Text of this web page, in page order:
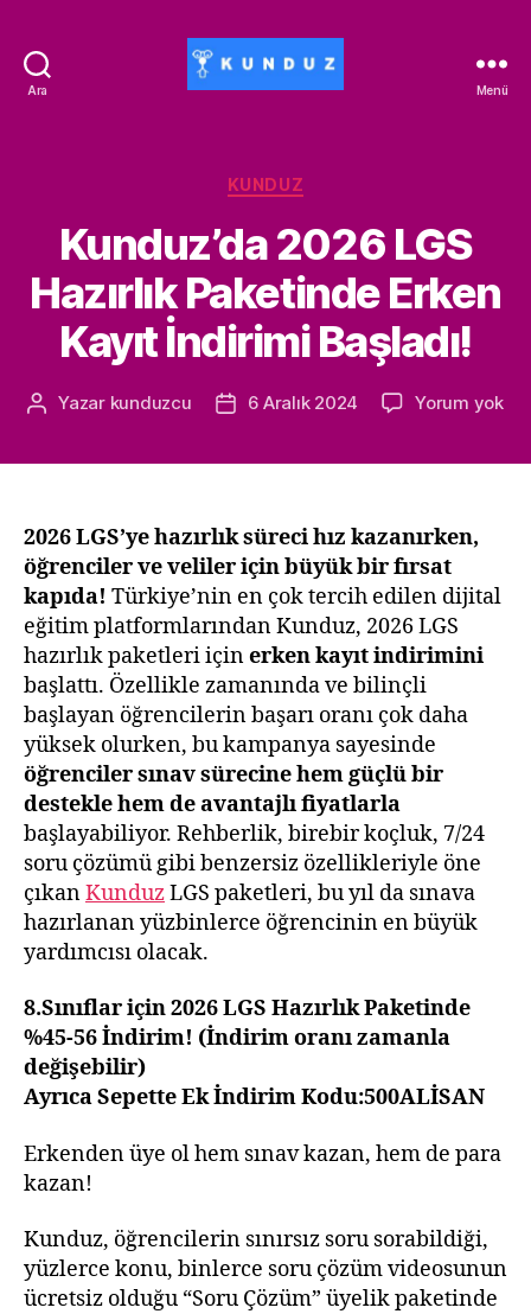
Ara
-
ALİSAN453T-
500ALİSAN
Menü
Kategoriler
KUNDUZ
Kunduz’da 2026 LGS
Hazırlık Paketinde Erken
Kayıt İndirimi Başladı!
Yazının
Yazar kunduzcu
Yazı6 Aralık 2024 Yorum yok
2026 LGS’ye hazırlık süreci hız kazanırken,
öğrenciler ve veliler için büyük bir fırsat
kapıda! Türkiye’nin en çok tercih edilen dijital
eğitim platformlarından Kunduz, 2026 LGS
hazırlık paketleri içinerken kayıt indirimini
başlattı. Özellikle zamanında ve bilinçli
başlayan öğrencilerin başarı oranı çok daha
yüksek olurken, bu kampanya sayesinde
öğrenciler sınav sürecine hem güçlü bir
destekle hem de avantajlı fiyatlarla
başlayabiliyor. Rehberlik, birebir koçluk, 7/24
soru çözümü gibi benzersiz özellikleriyle öne
çıkanKunduzLGS paketleri, bu yıl da sınava
hazırlanan yüzbinlerce öğrencinin en büyük
yardımcısı olacak.
8.Sınıflar için 2026 LGS Hazırlık Paketinde
%45-56 İndirim! (İndirim oranı zamanla
değişebilir)
Ayrıca Sepette Ek İndirim Kodu:500ALİSAN
Erkenden üye ol hem sınav kazan, hem de para
kazan!
Kunduz, öğrencilerin sınırsız soru sorabildiği,
yüzlerce konu, binlerce soru çözüm videosunun
ücretsiz olduğu “Soru Çözüm” üyelik paketinde